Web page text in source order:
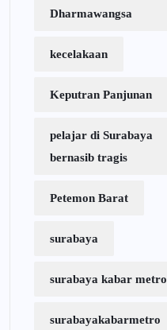
Dharmawangsa
kecelakaan
Keputran Panjunan
pelajar di Surabaya
bernasib tragis
Petemon Barat
surabaya
surabaya kabar metro
surabayakabarmetro